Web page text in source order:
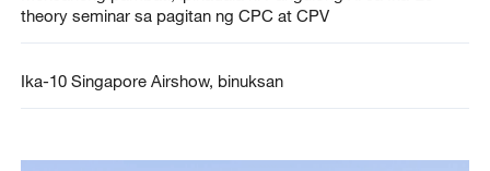
theory seminar sa pagitan ng CPC at CPV
Ika-10 Singapore Airshow, binuksan